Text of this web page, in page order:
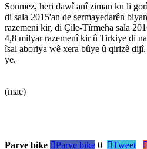
Sonmez, heri dawî anî ziman ku li
di sala 2015'an de sermayedarên
razemeni kir, di Çile-Tîrmeha sala
4,8 milyar razemenî kir û Tirkiye di
îsal aboriya wê xera bûye û qirizê
ye.
(mae)
Parve bike Parve bike 0 Tweet 